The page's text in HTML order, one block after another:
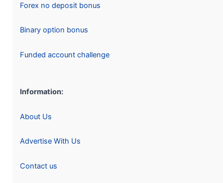
Forex no deposit bonus
Binary option bonus
Funded account challenge
Information:
About Us
Advertise With Us
Contact us